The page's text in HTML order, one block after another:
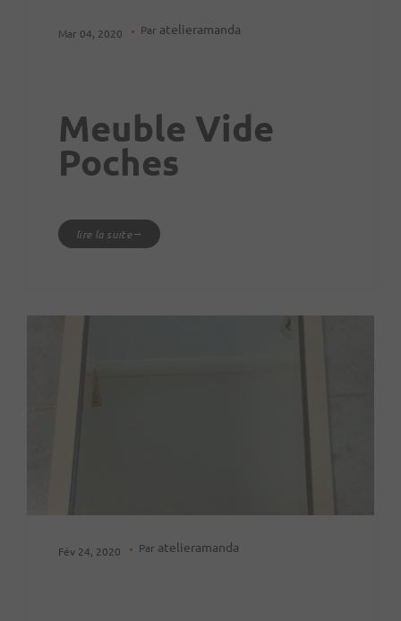
Mar 04, 2020 Par atelieramanda
Meuble Vide
Poches
lire la suite
Fév 24, 2020 Par atelieramanda